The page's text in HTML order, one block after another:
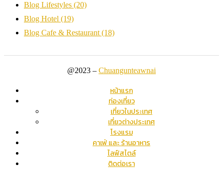
Blog Lifestyles (20)
Blog Hotel (19)
Blog Cafe & Restaurant (18)
@2023 – Chuangunteawnai
หน้าแรก
ท่องเที่ยว
เที่ยวในประเทศ
เที่ยวต่างประเทศ
โรงแรม
คาเฟ่ และ ร้านอาหาร
ไลฟ์สไตล์
ติดต่อเรา